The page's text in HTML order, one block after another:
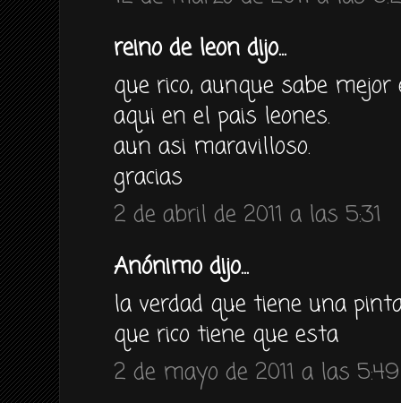
reino de leon dijo...
que rico, aunque sabe
aqui en el pais leones.
aun asi maravilloso.
gracias
2 de abril de 2011 a las 5:31
Anónimo dijo...
la verdad que tiene una
que rico tiene que esta
2 de mayo de 2011 a las 5:49